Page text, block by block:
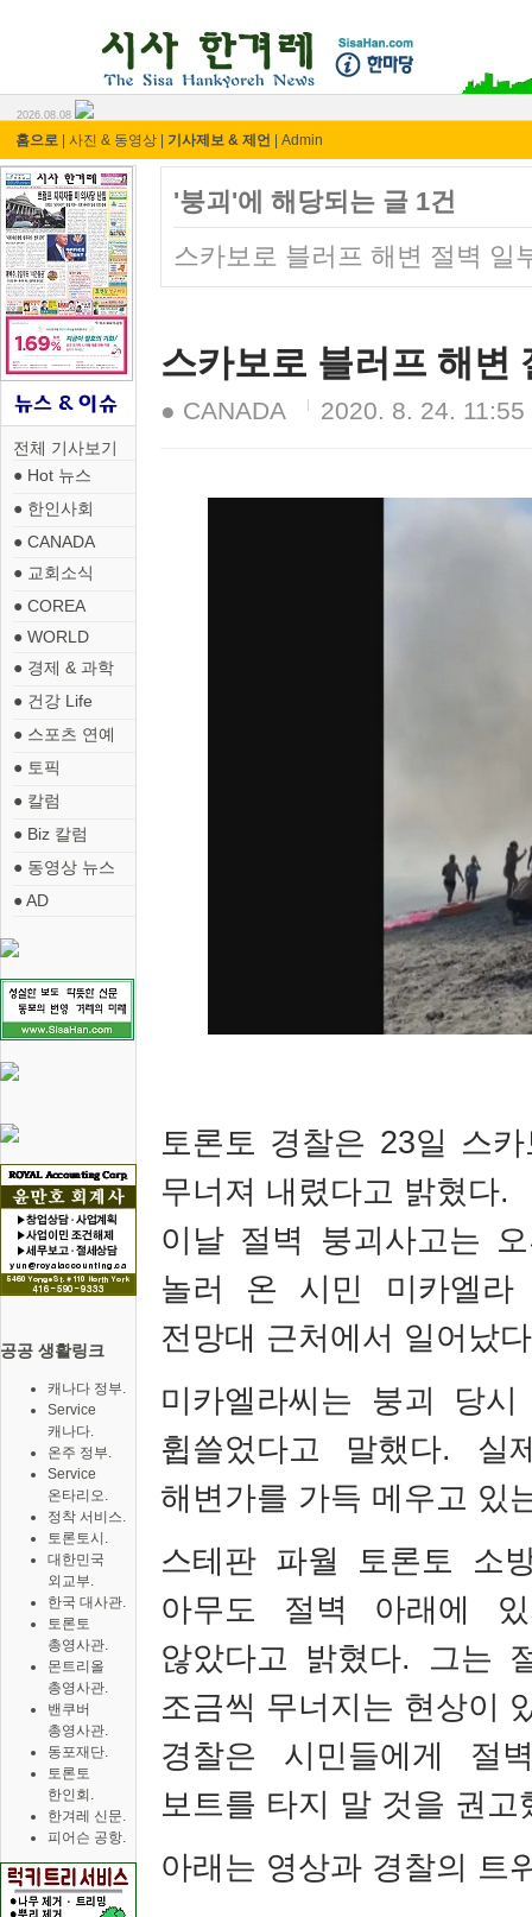
2026.08.08
홈으로 사진 & 동영상 기사제보 & 제언 Admin
전체 기사보기
● Hot 뉴스
● 한인사회
● CANADA
● 교회소식
● COREA
● WORLD
● 경제 & 과학
● 건강 Life
● 스포츠 연예
● 토픽
● 칼럼
● Biz 칼럼
● 동영상 뉴스
● AD
공공 생활링크
캐나다 정부.
Service
캐나다.
온주 정부.
Service
온타리오.
정착 서비스.
토론토시.
대한민국
외교부.
한국 대사관.
토론토
총영사관.
몬트리올
총영사관.
밴쿠버
총영사관.
동포재단.
토론토
한인회.
한겨레 신문.
피어슨 공항.
'붕괴'에 해당되는 글 1건
스카보로 블러프 해변 절벽 일
스카보로 블러프 해변
● CANADA 2020. 8. 24. 11:55
토론토 경찰은 23일 스
무너져 내렸다고 밝혔다.
이날 절벽 붕괴사고는
놀러 온 시민 미카엘라
전망대 근처에서 일어났다
미카엘라씨는 붕괴 당
휩쓸었다고 말했다. 실
해변가를 가득 메우고 있
스테판 파월 토론토 소
아무도 절벽 아래에
않았다고 밝혔다. 그는
조금씩 무너지는 현상이
경찰은 시민들에게 절
보트를 타지 말 것을 권고
아래는 영상과 경찰의 트